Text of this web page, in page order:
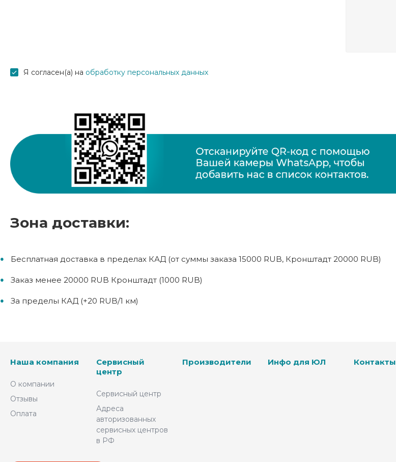
Я согласен(а) на обработку персональных данных
Зона доставки:
Бесплатная доставка в пределах КАД (от суммы заказа 15000 RUB, Кронштадт 20000 RUB)
Заказ менее 20000 RUB Кронштадт (1000 RUB)
За пределы КАД (+20 RUB/1 км)
Наша компания
О компании
Отзывы
Оплата
Сервисный
центр
Сервисный центр
Адреса
авторизованных
сервисных центров
в РФ
Производители Инфо для ЮЛ Контакты